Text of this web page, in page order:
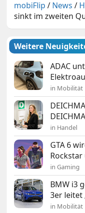
mobiFlip / News /
sinkt im zweiten
Weitere
ADAC
in Mobilität
in Handel
GTA 6
in Gaming
BMW i3
3er leitet
in Mobilität